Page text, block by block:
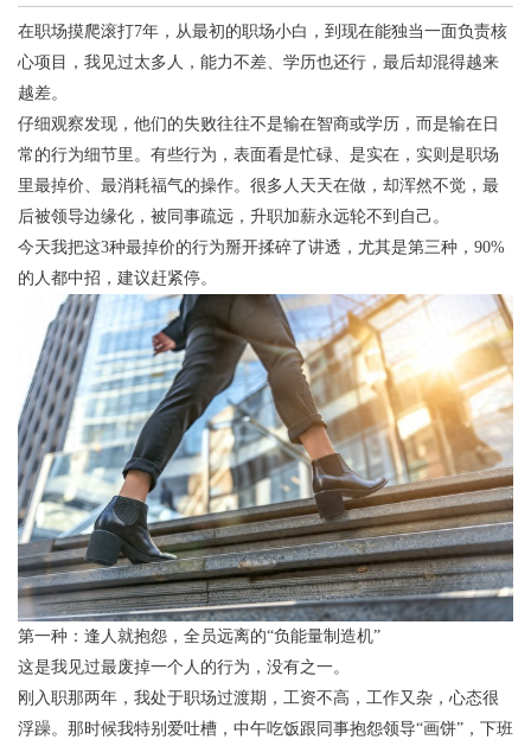
在职场摸爬滚打7年，从最初的职场小白，到现在能独当一面负责核
心项目，我见过太多人，能力不差、学历也还行，最后却混得越来
越差。
仔细观察发现，他们的失败往往不是输在智商或学历，而是输在日
常的行为细节里。有些行为，表面看是忙碌、是实在，实则是职场
里最掉价、最消耗福气的操作。很多人天天在做，却浑然不觉，最
后被领导边缘化，被同事疏远，升职加薪永远轮不到自己。
今天我把这3种最掉价的行为掰开揉碎了讲透，尤其是第三种，90%
的人都中招，建议赶紧停。
第一种：逢人就抱怨，全员远离的“负能量制造机”
这是我见过最废掉一个人的行为，没有之一。
刚入职那两年，我处于职场过渡期，工资不高，工作又杂，心态很
浮躁。那时候我特别爱吐槽，中午吃饭跟同事抱怨领导“画饼”，下班